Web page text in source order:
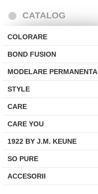
CATALOG
COLORARE
BOND FUSION
MODELARE PERMANENTA
STYLE
CARE
CARE YOU
1922 BY J.M. KEUNE
SO PURE
ACCESORII